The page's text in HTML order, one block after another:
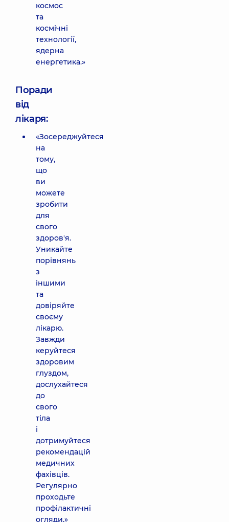
космос
та
космічні
технології,
ядерна
енергетика.»
Поради
від
лікаря:
«Зосереджуйтеся
на
тому,
що
ви
можете
зробити
для
свого
здоров'я.
Уникайте
порівнянь
з
іншими
та
довіряйте
своєму
лікарю.
Завжди
керуйтеся
здоровим
глуздом,
дослухайтеся
до
свого
тіла
і
дотримуйтеся
рекомендацій
медичних
фахівців.
Регулярно
проходьте
профілактичні
огляди.»